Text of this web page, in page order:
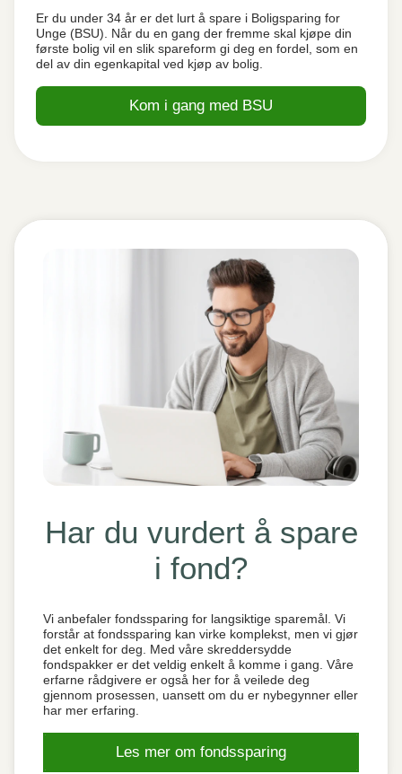
Er du under 34 år er det lurt å spare i Boligsparing for
Unge (BSU). Når du en gang der fremme skal kjøpe din
første bolig vil en slik spareform gi deg en fordel, som en
del av din egenkapital ved kjøp av bolig.
Kom i gang med BSU
Har du vurdert å spare
i fond?
Vi anbefaler fondssparing for langsiktige sparemål. Vi
forstår at fondssparing kan virke komplekst, men vi gjør
det enkelt for deg. Med våre skreddersydde
fondspakker er det veldig enkelt å komme i gang. Våre
erfarne rådgivere er også her for å veilede deg
gjennom prosessen, uansett om du er nybegynner eller
har mer erfaring.
Les mer om fondssparing